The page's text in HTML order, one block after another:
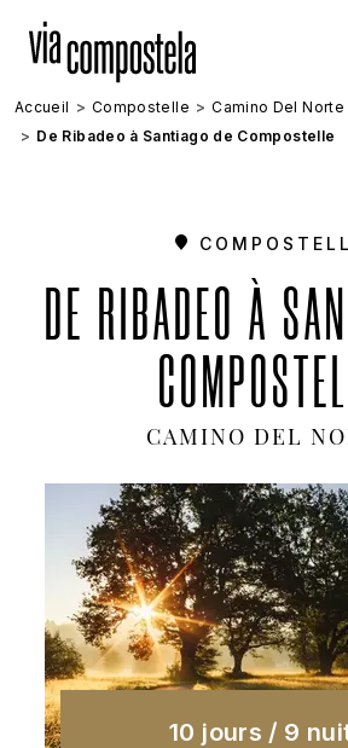
Accueil Compostelle
Camino Del Norte
De Ribadeo à Santiago de Compostelle
DE RIBADEO À
CAMINO DEL
10 jours / 9